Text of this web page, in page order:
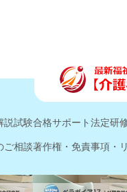
説試験合格サポート法定研
ご相談著作権・免責事項・